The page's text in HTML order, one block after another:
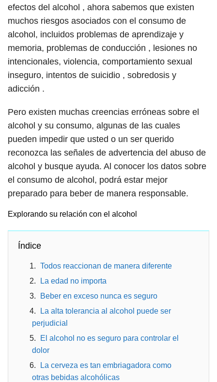
efectos del alcohol , ahora sabemos que existen
muchos riesgos asociados con el consumo de
alcohol, incluidos problemas de aprendizaje y
memoria, problemas de conducción , lesiones no
intencionales, violencia, comportamiento sexual
inseguro, intentos de suicidio , sobredosis y
adicción .
Pero existen muchas creencias erróneas sobre el
alcohol y su consumo, algunas de las cuales
pueden impedir que usted o un ser querido
reconozca las señales de advertencia del abuso de
alcohol y busque ayuda. Al conocer los datos sobre
el consumo de alcohol, podrá estar mejor
preparado para beber de manera responsable.
Explorando su relación con el alcohol
Índice
Todos reaccionan de manera diferente
La edad no importa
Beber en exceso nunca es seguro
La alta tolerancia al alcohol puede ser
perjudicial
El alcohol no es seguro para controlar el
dolor
La cerveza es tan embriagadora como
otras bebidas alcohólicas